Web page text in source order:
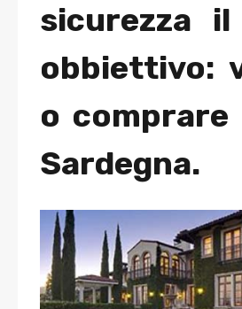
sicurezza
obbiettivo:
o comprare
Sardegna.